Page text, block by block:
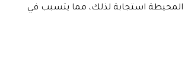
المحيطة استجابة لذلك، مما يتسبب في